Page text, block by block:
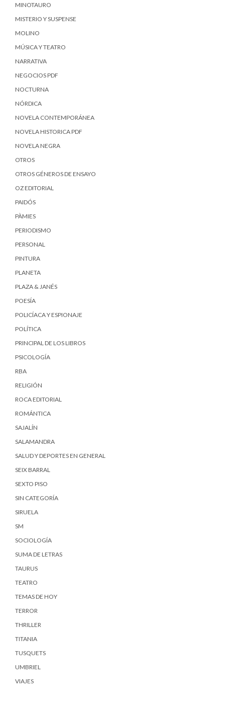
MINOTAURO
MISTERIO Y SUSPENSE
MOLINO
MÚSICA Y TEATRO
NARRATIVA
NEGOCIOS PDF
NOCTURNA
NÓRDICA
NOVELA CONTEMPORÁNEA
NOVELA HISTORICA PDF
NOVELA NEGRA
OTROS
OTROS GÉNEROS DE ENSAYO
OZ EDITORIAL
PAIDÓS
PÀMIES
PERIODISMO
PERSONAL
PINTURA
PLANETA
PLAZA & JANÉS
POESÍA
POLICÍACA Y ESPIONAJE
POLÍTICA
PRINCIPAL DE LOS LIBROS
PSICOLOGÍA
RBA
RELIGIÓN
ROCA EDITORIAL
ROMÁNTICA
SAJALÍN
SALAMANDRA
SALUD Y DEPORTES EN GENERAL
SEIX BARRAL
SEXTO PISO
SIN CATEGORÍA
SIRUELA
SM
SOCIOLOGÍA
SUMA DE LETRAS
TAURUS
TEATRO
TEMAS DE HOY
TERROR
THRILLER
TITANIA
TUSQUETS
UMBRIEL
VIAJES